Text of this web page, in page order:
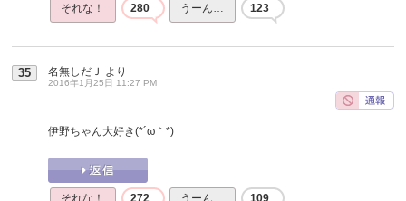
それな！ 280 うーん… 123
35 名無しだＪ より
2016年1月25日 11:27 PM
伊野ちゃん大好き(*´ω｀*)
それな！ 272 うーん… 109